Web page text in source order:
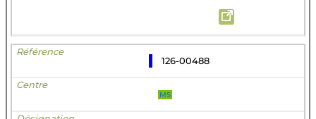
126-00488
MS